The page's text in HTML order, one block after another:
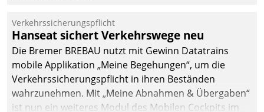
Verkehrssicherungspflicht
Hanseat sichert Verkehrswege neu
Die Bremer BREBAU nutzt mit Gewinn Datatrains
mobile Applikation „Meine Begehungen“, um die
Verkehrssicherungspflicht in ihren Beständen
wahrzunehmen. Mit „Meine Abnahmen & Übergaben“
ist nun ein weiteres Modul des Mobilen Cockpits im